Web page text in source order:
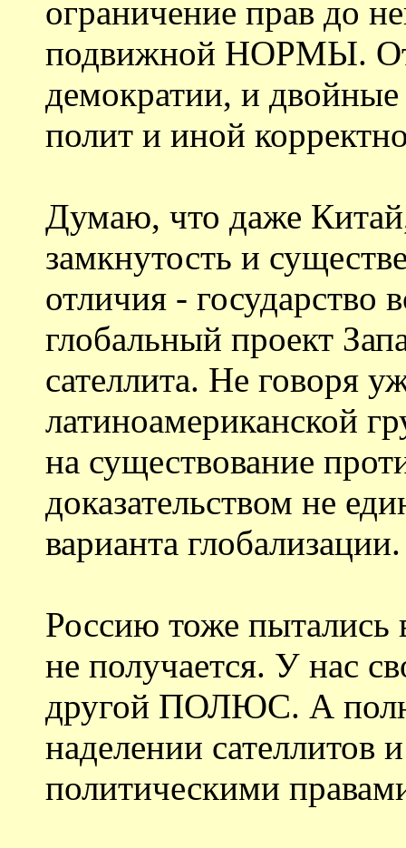
ограничение прав до
подвижной НОРМЫ.
демократии, и
полит и иной
Думаю, что даже
замкнутость и
отличия - государство
глобальный проект
сателлита. Не говоря
латиноамериканской
на существование
доказательством не
варианта глобализации.
Россию тоже пытались
не получается. У нас
другой ПОЛЮС. А
наделении сателлитов
политическими